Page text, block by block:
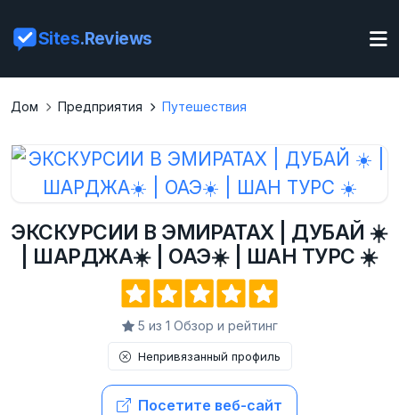
Sites.Reviews
Дом Предприятия Путешествия
ЭКСКУРСИИ В ЭМИРАТАХ | ДУБАЙ ☀️
| ШАРДЖА☀️ | ОАЭ☀️ | ШАН ТУРС ☀️
5 из 1 Обзор и рейтинг
Непривязанный профиль
Посетите веб-сайт